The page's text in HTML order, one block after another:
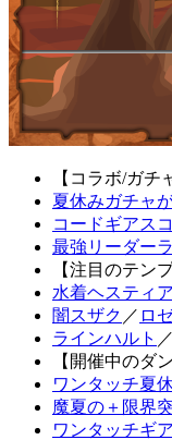
【コラボ/ガチ
夏休みガチャ
コードギアス
最強リーダー
【注目のテン
水着ヘスティア
闇スザク ／ ロ
ラインハルト ／
【開催中のダ
ワンタッチ夏
魔夏の＋限界
ワンタッチギ